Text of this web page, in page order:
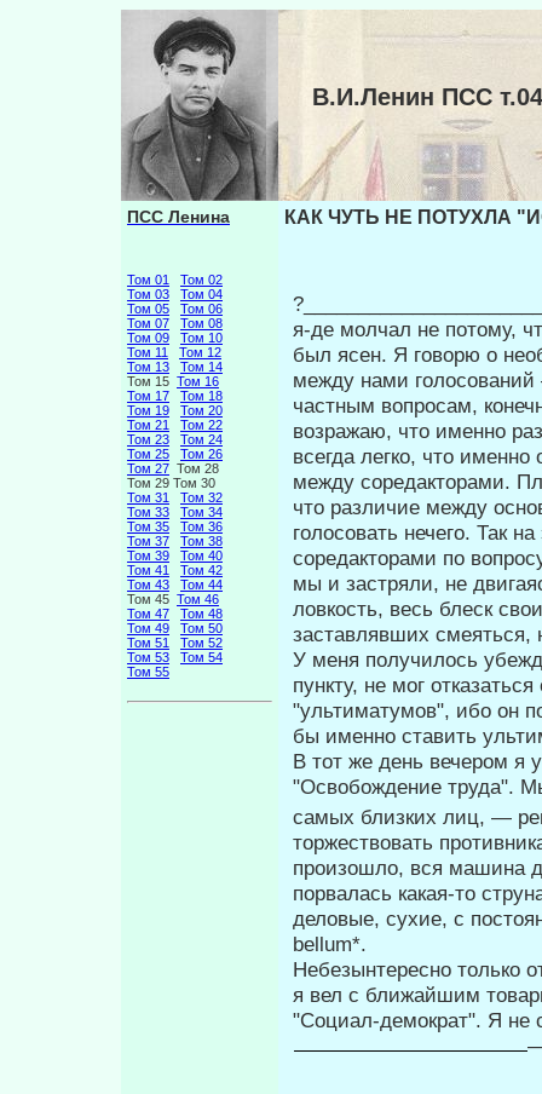
В.И.Ленин ПСС
ПСС Ленина
Том 01
Том 02
Том 03
Том 04
Том 05
Том 06
Том 07
Том 08
Том 09
Том 10
Том 11
Том 12
Том 13
Том 14
Том 15 Том 16
Том 17
Том 18
Том 19
Том 20
Том 21
Том 22
Том 23
Том 24
Том 25
Том 26
Том 27 Том 28
Том 29 Том 30
Том 31
Том 32
Том 33
Том 34
Том 35
Том 36
Том 37
Том 38
Том 39
Том 40
Том 41
Том 42
Том 43
Том 44
Том 45 Том 46
Том 47
Том 48
Том 49
Том 50
Том 51
Том 52
Том 53
Том 54
Том 55
КАК ЧУТЬ НЕ ПОТУХЛА
я-де молчал не потому,
был ясен. Я говорю о
между нами голосова­ний
частным вопросам,
возражаю, что именно
всегда легко, что
между соредакторами.
что различие между
голосовать нечего. Так
соредакторами по
мы и за­стряли, не
ловкость, весь блеск
заставлявших смеяться,
У меня получилось
пункту, не мог
"ультиматумов", ибо он
бы именно ставить
В тот же день вечером я
"Освобож­дение труда".
самых близких лиц, —
торжествовать
произошло, вся машина
порвалась какая-то
деловые, сухие, с
bellum*.
Небезынтересно только
я вел с ближайшим
"Социал-демократ". Я не